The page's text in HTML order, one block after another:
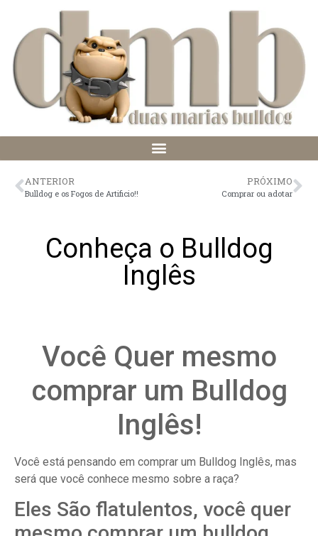
ANTERIOR
Bulldog e os Fogos de Artificio!!
PRÓXIMO
Comprar ou adotar
Conheça o Bulldog
Inglês
Você Quer mesmo
comprar um Bulldog
Inglês!
Você está pensando em comprar um Bulldog Inglês, mas
será que você conhece mesmo sobre a raça?
Eles São flatulentos, você quer